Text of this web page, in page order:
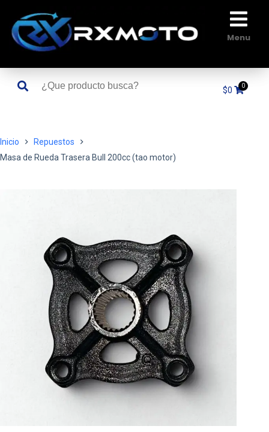
contenido
Menu
$0
Inicio
Repuestos
Masa de Rueda Trasera Bull 200cc (tao motor)